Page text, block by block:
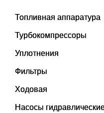
Топливная аппаратура
Турбокомпрессоры
Уплотнения
Фильтры
Ходовая
Насосы